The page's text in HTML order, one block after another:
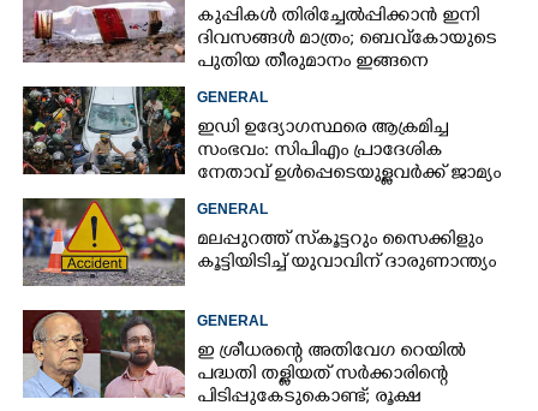
കുപ്പികൾ തിരിച്ചേൽപ്പിക്കാൻ ഇനി
ദിവസങ്ങൾ മാത്രം; ബെവ്‌കോയുടെ
പുതിയ തീരുമാനം ഇങ്ങനെ
GENERAL
ഇഡി ഉദ്യോഗസ്ഥരെ ആക്രമിച്ച
സംഭവം: സിപിഎം പ്രാദേശിക
നേതാവ് ഉൾപ്പെടെയുള്ളവർക്ക് ജാമ്യം
GENERAL
മലപ്പുറത്ത് സ്‌കൂട്ടറും സൈക്കിളും
കൂട്ടിയിടിച്ച് യുവാവിന് ദാരുണാന്ത്യം
GENERAL
ഇ ശ്രീധരന്റെ അതിവേഗ റെയിൽ
പദ്ധതി തള്ളിയത് സർക്കാരിന്റെ
പിടിപ്പുകേടുകൊണ്ട്; രൂക്ഷ